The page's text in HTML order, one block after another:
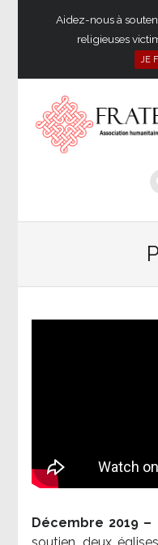
Aidez-nous à
religieuses
JE
Décembre 2019 –